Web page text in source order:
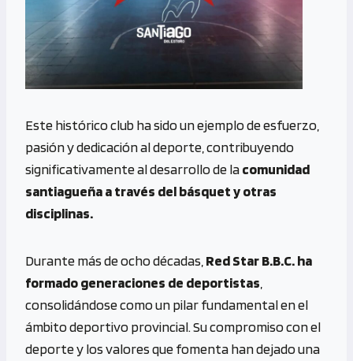
Este histórico club ha sido un ejemplo de esfuerzo,
pasión y dedicación al deporte, contribuyendo
significativamente al desarrollo de lacomunidad
santiagueña a través del básquet y otras
disciplinas.
Durante más de ocho décadas, Red Star B.B.C. ha
formado generaciones de deportistas
consolidándose como un pilar fundamental en el
ámbito deportivo provincial. Su compromiso con el
deporte y los valores que fomenta han dejado una